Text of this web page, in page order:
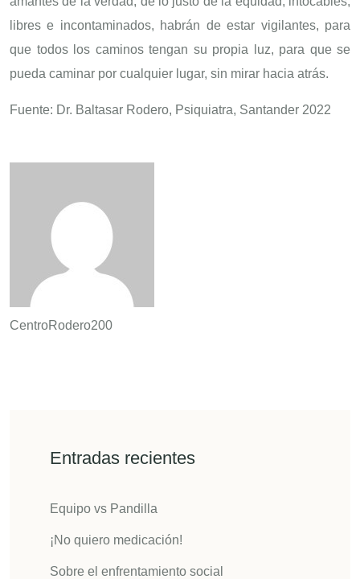
libres e incontaminados, habrán de estar vigilantes, para
que todos los caminos tengan su propia luz, para que se
pueda caminar por cualquier lugar, sin mirar hacia atrás.
Fuente: Dr. Baltasar Rodero, Psiquiatra, Santander 2022
CentroRodero200
Entradas recientes
Equipo vs Pandilla
¡No quiero medicación!
Sobre el enfrentamiento social